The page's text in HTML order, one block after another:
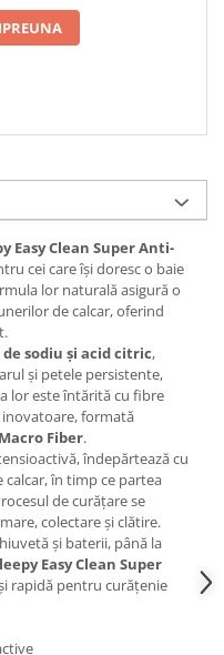
Easy Clean Super Anti-
cei care își doresc o baie
lor naturală asigură o
de calcar, oferind
sodiu și acid citric,
și petele persistente,
lor este întărită cu fibre
inovatoare, formată
Fiber.
îndepărtează cu
în timp ce partea
de curățare se
colectare și clătire.
și baterii, până la
Easy Clean Super
rapidă pentru curățenie